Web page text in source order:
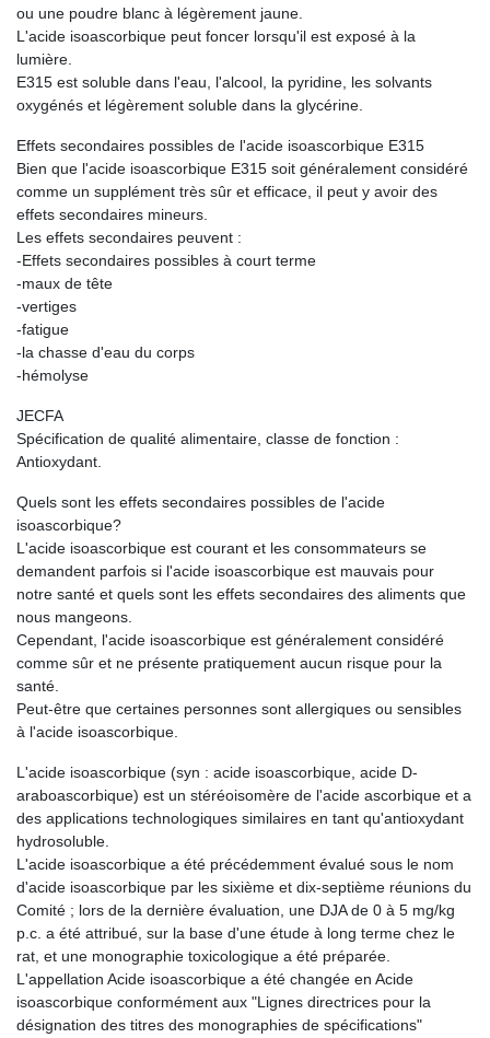
ou une poudre blanc à légèrement jaune.
L'acide isoascorbique peut foncer lorsqu'il est exposé à la
lumière.
E315 est soluble dans l'eau, l'alcool, la pyridine, les solvants
oxygénés et légèrement soluble dans la glycérine.
Effets secondaires possibles de l'acide isoascorbique E315
Bien que l'acide isoascorbique E315 soit généralement considéré
comme un supplément très sûr et efficace, il peut y avoir des
effets secondaires mineurs.
Les effets secondaires peuvent :
-Effets secondaires possibles à court terme
-maux de tête
-vertiges
-fatigue
-la chasse d'eau du corps
-hémolyse
JECFA
Spécification de qualité alimentaire, classe de fonction :
Antioxydant.
Quels sont les effets secondaires possibles de l'acide
isoascorbique?
L'acide isoascorbique est courant et les consommateurs se
demandent parfois si l'acide isoascorbique est mauvais pour
notre santé et quels sont les effets secondaires des aliments que
nous mangeons.
Cependant, l'acide isoascorbique est généralement considéré
comme sûr et ne présente pratiquement aucun risque pour la
santé.
Peut-être que certaines personnes sont allergiques ou sensibles
à l'acide isoascorbique.
L'acide isoascorbique (syn : acide isoascorbique, acide D-
araboascorbique) est un stéréoisomère de l'acide ascorbique et a
des applications technologiques similaires en tant qu'antioxydant
hydrosoluble.
L'acide isoascorbique a été précédemment évalué sous le nom
d'acide isoascorbique par les sixième et dix-septième réunions du
Comité ; lors de la dernière évaluation, une DJA de 0 à 5 mg/kg
p.c. a été attribué, sur la base d'une étude à long terme chez le
rat, et une monographie toxicologique a été préparée.
L'appellation Acide isoascorbique a été changée en Acide
isoascorbique conformément aux "Lignes directrices pour la
désignation des titres des monographies de spécifications"